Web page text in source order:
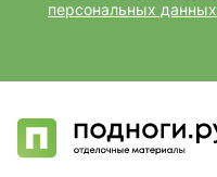
персональных данных